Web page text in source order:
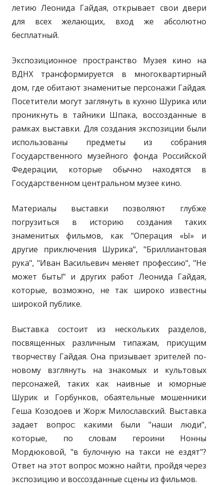
летию Леонида Гайдая, открывает свои двери
для всех желающих, вход же абсолютно
бесплатный.
Экспозиционное пространство Музея кино на
ВДНХ трансформируется в многоквартирный
дом, где обитают знаменитые персонажи Гайдая.
Посетители могут заглянуть в кухню Шурика или
проникнуть в тайники Шпака, воссозданные в
рамках выставки. Для создания экспозиции были
использованы предметы из собрания
Государственного музейного фонда Российской
Федерации, которые обычно находятся в
Государственном центральном музее кино.
Материалы выставки позволяют глубже
погрузиться в историю создания таких
знаменитых фильмов, как "Операция «Ы» и
другие приключения Шурика", "Бриллиантовая
рука", "Иван Васильевич меняет профессию", "Не
может быть!" и других работ Леонида Гайдая,
которые, возможно, не так широко известны
широкой публике.
Выставка состоит из нескольких разделов,
посвященных различным типажам, присущим
творчеству Гайдая. Она призывает зрителей по-
новому взглянуть на знакомых и культовых
персонажей, таких как наивные и юморные
Шурик и Горбунков, обаятельные мошенники
Геша Козодоев и Жорж Милославский. Выставка
задает вопрос: какими были "наши люди",
которые, по словам героини Нонны
Мордюковой, "в булочную на такси не ездят"?
Ответ на этот вопрос можно найти, пройдя через
экспозицию и воссозданные сцены из фильмов.